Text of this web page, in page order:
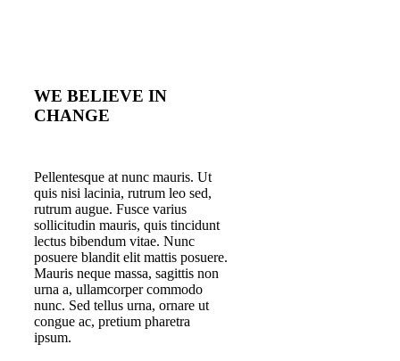
WE BELIEVE IN
CHANGE
Pellentesque at nunc mauris. Ut
quis nisi lacinia, rutrum leo sed,
rutrum augue. Fusce varius
sollicitudin mauris, quis tincidunt
lectus bibendum vitae. Nunc
posuere blandit elit mattis posuere.
Mauris neque massa, sagittis non
urna a, ullamcorper commodo
nunc. Sed tellus urna, ornare ut
congue ac, pretium pharetra
ipsum.